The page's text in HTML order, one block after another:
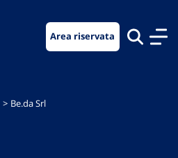
Area riservata
Be.da Srl